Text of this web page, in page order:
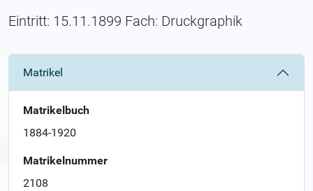
Eintritt: 15.11.1899 Fach: Druckgraphik
Matrikel
Matrikelbuch
1884-1920
Matrikelnummer
2108